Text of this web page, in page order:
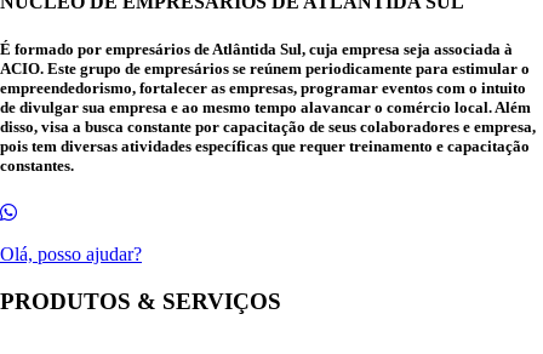
É formado por empresários de Atlântida Sul, cuja empresa seja associada à
ACIO. Este grupo de empresários se reúnem periodicamente para estimular o
empreendedorismo, fortalecer as empresas, programar eventos com o intuito
de divulgar sua empresa e ao mesmo tempo alavancar o comércio local. Além
disso, visa a busca constante por capacitação de seus colaboradores e empresa,
pois tem diversas atividades específicas que requer treinamento e capacitação
constantes.
Olá, posso ajudar?
PRODUTOS & SERVIÇOS